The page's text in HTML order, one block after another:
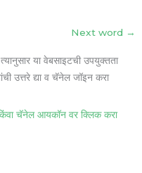
Next word →
या वेबसाइटची उपयुक्तता
उत्तरे द्या व चॅनेल जॉइन करा
चॅनेल आयकॉन वर क्लिक करा